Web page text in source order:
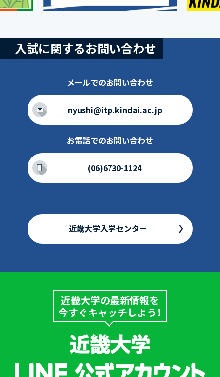
入試に関するお問い合わせ
メールでのお問い合わせ
nyushi@itp.kindai.ac.jp
お電話でのお問い合わせ
(06)6730-1124
近畿大学入学センター
近畿大学の最新情報を
今すぐキャッチしよう！